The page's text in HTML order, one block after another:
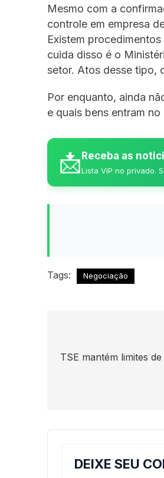
Mesmo com a
controle em empresa
Existem
cuida disso é o
setor. Atos desse tipo,
Por enquanto, ainda
e quais bens entram
📩Receba as
Lista VIP no privado.
Tags: Negociação
de
TSE mantém limites
DEIXE SEU